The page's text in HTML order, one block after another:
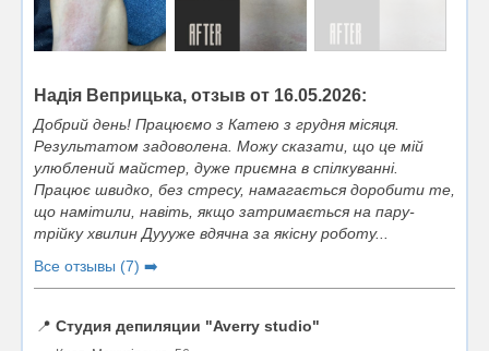
Надія Веприцька, отзыв от 16.05.2026:
Добрий день! Працюємо з Катею з грудня місяця.
Результатом задоволена. Можу сказати, що це мій
улюблений майстер, дуже приємна в спілкуванні.
Працює швидко, без стресу, намагається доробити те,
що намітили, навіть, якщо затримається на пару-
трійку хвилин Дуууже вдячна за якісну роботу...
Все отзывы (7) ➡️
📍 Студия депиляции "Averry studio"